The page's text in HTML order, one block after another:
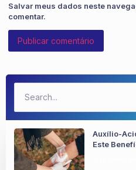
Salvar meus dados neste
comentar.
Auxílio-
Este